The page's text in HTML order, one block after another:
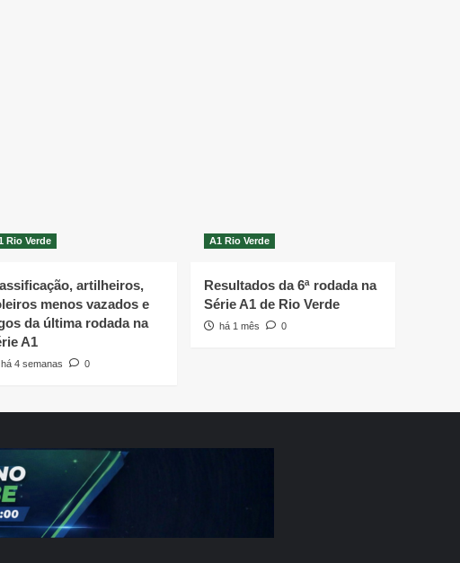
Rio Verde
artilheiros,
menos vazados e
da última rodada na
A1
há 4 semanas 0
A1 Rio Verde
Resultados da 6ª rodada na
Série A1 de Rio Verde
há 1 mês 0